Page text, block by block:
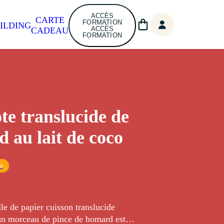
CARTE
CADEAU
ACCÈS
FORMATION
ACCÈS
FORMATION
translucide de
au lait de coco
de papier cuisson translucide
morceau de pince de homard est